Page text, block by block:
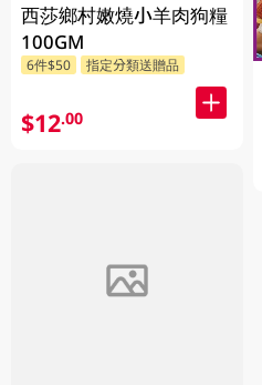
西莎鄉村嫩燒小羊肉狗糧
100GM
6件$50 指定分類送贈品
$12.00